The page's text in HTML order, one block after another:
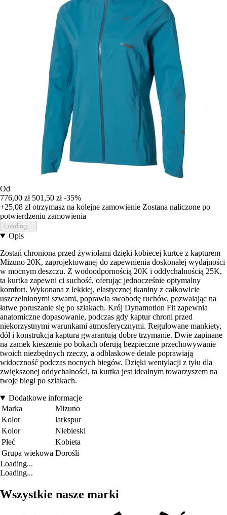
Od
776,00 zł 501,50 zł -35%
+25,08 złotrzymasz na kolejne zamowienie Zostana naliczone po
potwierdzeniu zamowienia
Loading...
Opis
Zostań chroniona przed żywiołami dzięki kobiecej kurtce z kapturem
Mizuno 20K, zaprojektowanej do zapewnienia doskonałej wydajności
w mocnym deszczu. Z wodoodpornością 20K i oddychalnością 25K,
ta kurtka zapewni ci suchość, oferując jednocześnie optymalny
komfort. Wykonana z lekkiej, elastycznej tkaniny z całkowicie
uszczelnionymi szwami, poprawia swobodę ruchów, pozwalając na
łatwe poruszanie się po szlakach. Krój Dynamotion Fit zapewnia
anatomiczne dopasowanie, podczas gdy kaptur chroni przed
niekorzystnymi warunkami atmosferycznymi. Regulowane mankiety,
dół i konstrukcja kaptura gwarantują dobre trzymanie. Dwie zapinane
na zamek kieszenie po bokach oferują bezpieczne przechowywanie
twoich niezbędnych rzeczy, a odblaskowe detale poprawiają
widoczność podczas nocnych biegów. Dzięki wentylacji z tyłu dla
zwiększonej oddychalności, ta kurtka jest idealnym towarzyszem na
twoje biegi po szlakach.
Dodatkowe informacje
Marka
Mizuno
Kolor
larkspur
Kolor
Niebieski
Płeć
Kobieta
Grupa wiekowa Dorośli
Loading...
Loading...
Wszystkie nasze marki